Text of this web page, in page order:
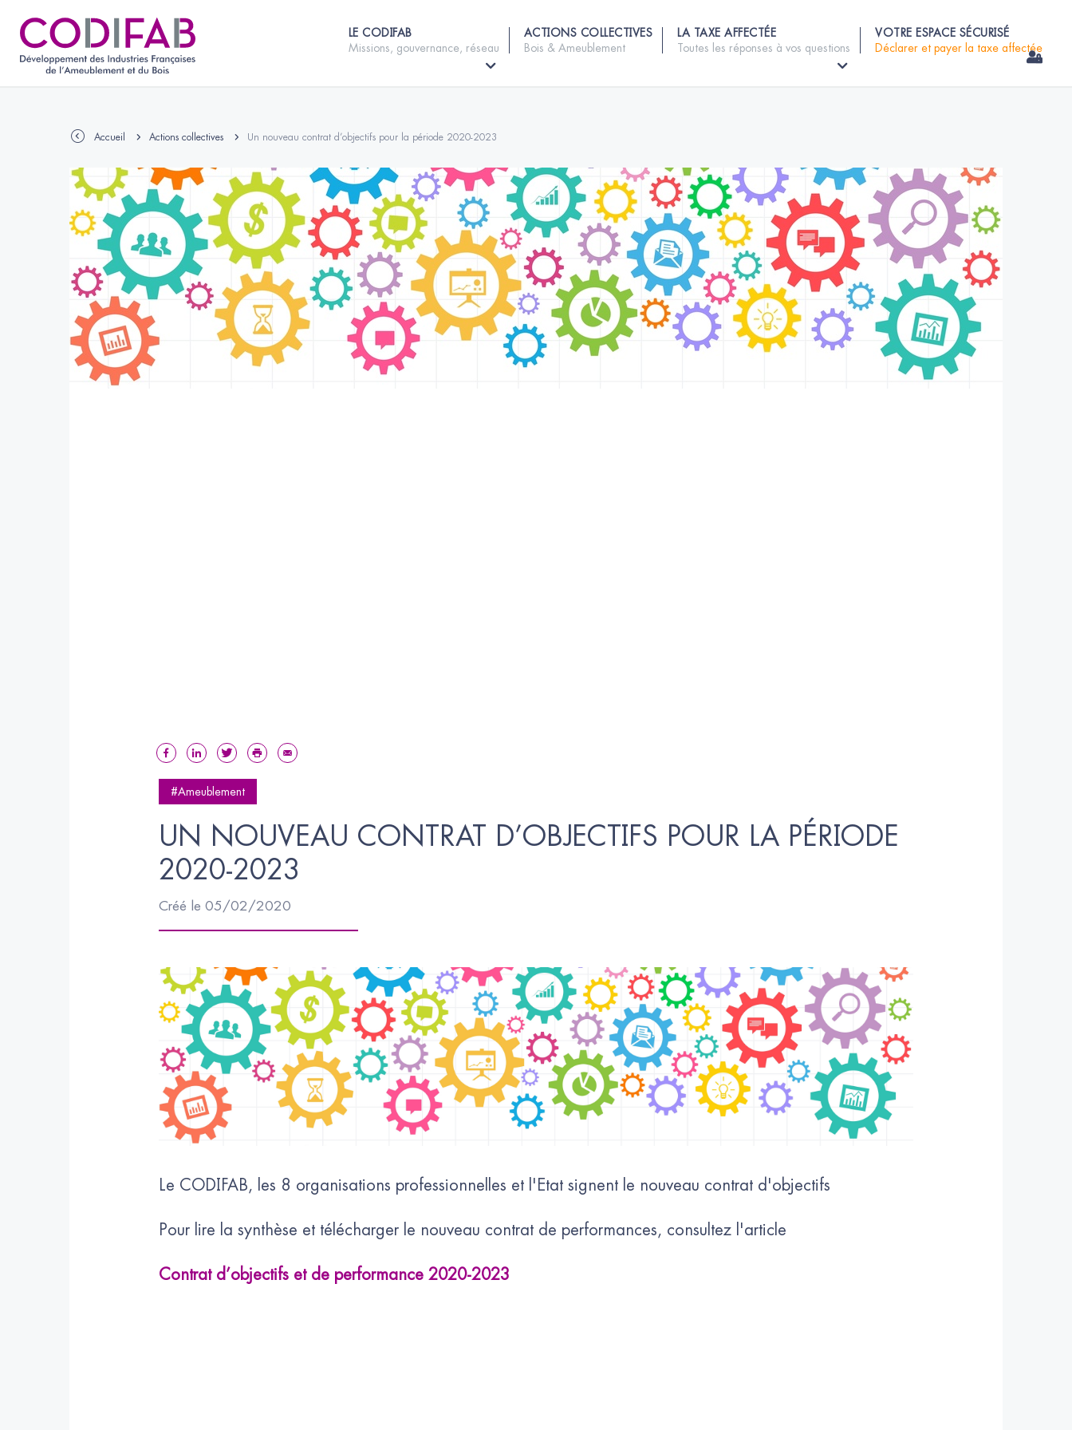
LE CODIFAB
Missions, gouvernance, réseau
ACTIONS COLLECTIVES
Bois & Ameublement
LA TAXE AFFECTÉE
Toutes les réponses à vos questions
VOTRE ESPACE SÉCURISÉ
Déclarer et payer la taxe affectée
Accueil Actions collectives Un nouveau contrat d’objectifs pour la période 2020-2023
#Ameublement
UN NOUVEAU CONTRAT D’OBJECTIFS POUR LA PÉRIODE
2020-2023
Créé le 05/02/2020
Le CODIFAB, les 8 organisations professionnelles et l'Etat signent le nouveau contrat d'objectifs
Pour lire la synthèse et télécharger le nouveau contrat de performances, consultez l'article
Contrat d’objectifs et de performance 2020-2023